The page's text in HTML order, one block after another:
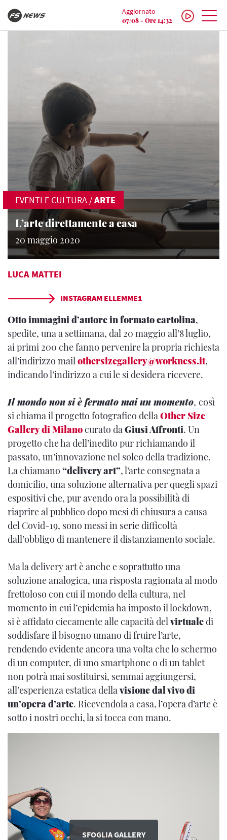
Aggiornato
07/08 - Ore 14:32
EVENTI E CULTURA /ARTE
L’arte direttamente a casa
20 maggio 2020
LUCA MATTEI
INSTAGRAM ELLEMME1
Otto immagini d’autore in formato cartolina,
spedite, una a settimana, dal 20 maggio all’8 luglio,
ai primi 200 che fanno pervenire la propria richiesta
all’indirizzo mail othersizegallery@workness.it,
indicando l’indirizzo a cui le si desidera ricevere.
Il mondo non si è fermato mai un momento, così
si chiama il progetto fotografico della Other Size
Gallery di Milanocurato da Giusi Affronti. Un
progetto che ha dell’inedito pur richiamando il
passato, un’innovazione nel solco della tradizione.
La chiamano “delivery art”, l’arte consegnata a
domicilio, una soluzione alternativa per quegli spazi
espositivi che, pur avendo ora la possibilità di
riaprire al pubblico dopo mesi di chiusura a causa
del Covid-19, sono messi in serie difficoltà
dall’obbligo di mantenere il distanziamento sociale.
Ma la delivery art è anche e soprattutto una
soluzione analogica, una risposta ragionata al modo
frettoloso con cui il mondo della cultura, nel
momento in cui l’epidemia ha imposto il lockdown,
si è affidato ciecamente alle capacità del virtualedi
soddisfare il bisogno umano di fruire l’arte,
rendendo evidente ancora una volta che lo schermo
di un computer, di uno smartphone o di un tablet
non potrà mai sostituirsi, semmai aggiungersi,
all’esperienza estatica della visione dal vivo di
un’opera d’arte. Ricevendola a casa, l’opera d’arte è
sotto i nostri occhi, la si tocca con mano.
SFOGLIA GALLERY